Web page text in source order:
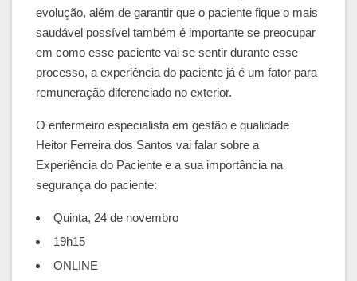
evolução, além de garantir que o paciente fique o mais
saudável possível também é importante se preocupar
em como esse paciente vai se sentir durante esse
processo, a experiência do paciente já é um fator para
remuneração diferenciado no exterior.
O enfermeiro especialista em gestão e qualidade
Heitor Ferreira dos Santos vai falar sobre a
Experiência do Paciente e a sua importância na
segurança do paciente:
Quinta, 24 de novembro
19h15
ONLINE